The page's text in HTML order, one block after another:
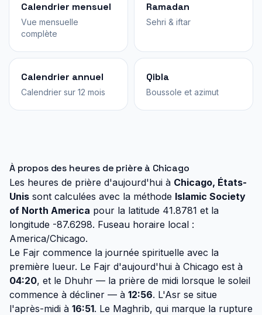
Calendrier mensuel
Vue mensuelle
complète
Ramadan
Sehri & iftar
Calendrier annuel
Calendrier sur 12 mois
Qibla
Boussole et azimut
À propos des heures de prière à Chicago
Les heures de prière d'aujourd'hui à Chicago, États-
Unis sont calculées avec la méthode Islamic Society
of North America pour la latitude 41.8781 et la
longitude -87.6298. Fuseau horaire local :
America/Chicago.
Le Fajr commence la journée spirituelle avec la
première lueur. Le Fajr d'aujourd'hui à Chicago est à
04:20, et le Dhuhr — la prière de midi lorsque le soleil
commence à décliner — à 12:56. L'Asr se situe
l'après-midi à 16:51. Le Maghrib, qui marque la rupture